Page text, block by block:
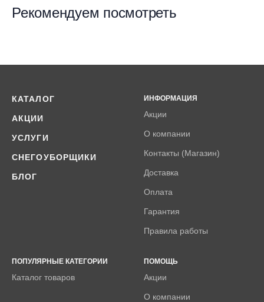
Рекомендуем посмотреть
КАТАЛОГ
АКЦИИ
УСЛУГИ
СНЕГОУБОРЩИКИ
БЛОГ
ИНФОРМАЦИЯ
Акции
О компании
Контакты (Магазин)
Доставка
Оплата
Гарантия
Правила работы
ПОПУЛЯРНЫЕ КАТЕГОРИИ
Каталог товаров
ПОМОЩЬ
Акции
О компании